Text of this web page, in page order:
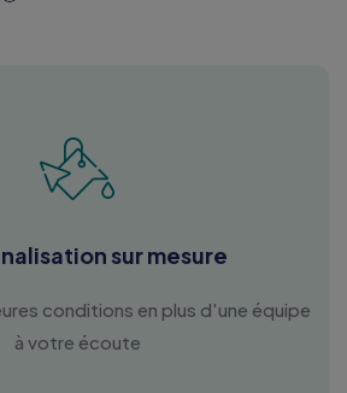
sur mesure
conditions en plus d'une équipe
à votre écoute